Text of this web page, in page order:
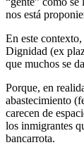
nos está
En este
Dignidad (ex
que muchos se
Porque, en
abastecimiento
carecen de
los inmigrantes
bancarrota.